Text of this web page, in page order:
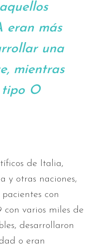
eran más
una
mientras
tipo O
de Italia,
y otras naciones,
con
con varios miles de
desarrollaron
o eran